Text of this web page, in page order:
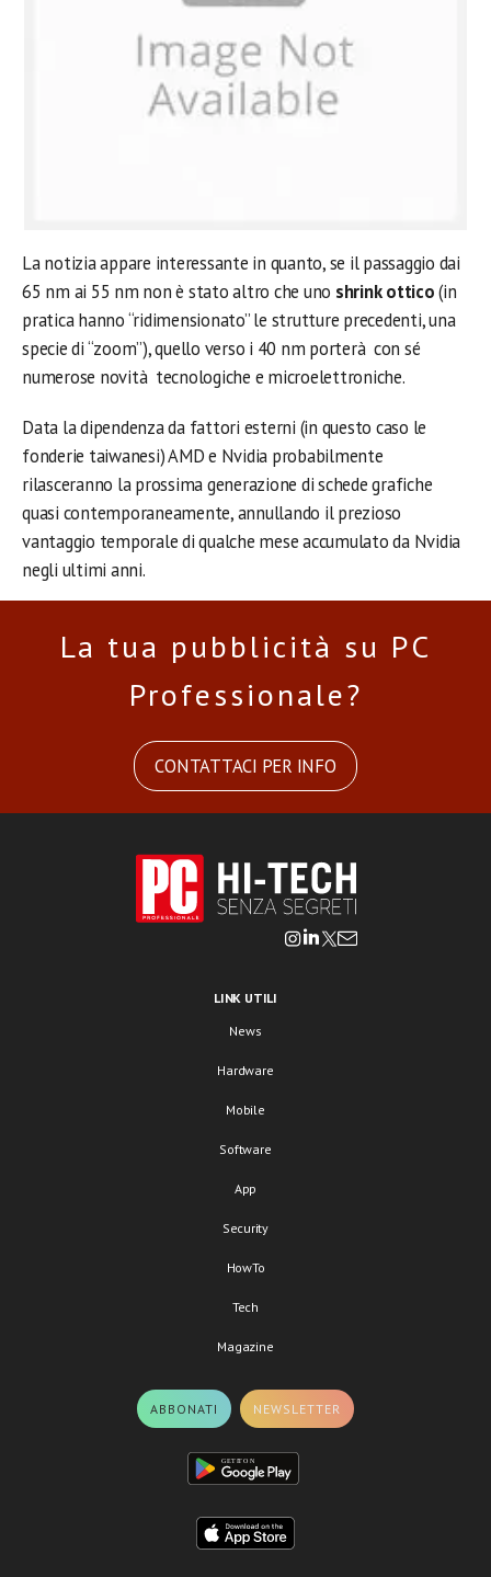
La notizia appare interessante in quanto, se il passaggio dai
65 nm ai 55 nm non è stato altro che uno shrink ottico(in
pratica hanno “ridimensionato” le strutture precedenti, una
specie di “zoom”), quello verso i 40 nm porterà con sé
numerose novità tecnologiche e microelettroniche.
Data la dipendenza da fattori esterni (in questo caso le
fonderie taiwanesi) AMD e Nvidia probabilmente
rilasceranno la prossima generazione di schede grafiche
quasi contemporaneamente, annullando il prezioso
vantaggio temporale di qualche mese accumulato da Nvidia
negli ultimi anni.
La tua pubblicità su PC
Professionale?
CONTATTACI PER INFO
LINK UTILI
News
Hardware
Mobile
Software
App
Security
HowTo
Tech
Magazine
ABBONATI NEWSLETTER